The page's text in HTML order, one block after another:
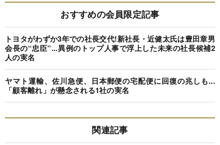
おすすめの会員限定記事
トヨタがわずか3年での社長交代!新社長・近健太氏は豊田章男
会長の“忠臣”...異例のトップ人事で浮上した未来の社長候補2
人の実名
ヤマト運輸、佐川急便、日本郵便の宅配便に回復の兆しも...
「顧客離れ」が懸念される1社の実名
関連記事